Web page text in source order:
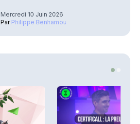
Mercredi 10 Juin 2026
Par Philippe Benhamou